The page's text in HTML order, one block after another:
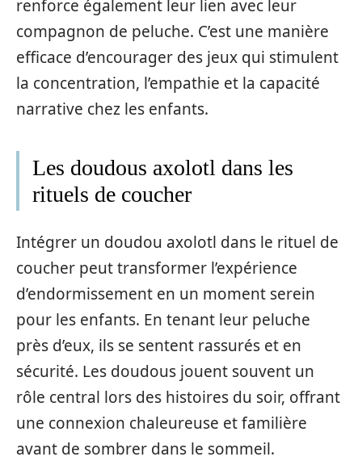
renforce également leur lien avec leur
compagnon de peluche. C’est une manière
efficace d’encourager des jeux qui stimulent
la concentration, l’empathie et la capacité
narrative chez les enfants.
Les doudous axolotl dans les
rituels de coucher
Intégrer un doudou axolotl dans le rituel de
coucher peut transformer l’expérience
d’endormissement en un moment serein
pour les enfants. En tenant leur peluche
près d’eux, ils se sentent rassurés et en
sécurité. Les doudous jouent souvent un
rôle central lors des histoires du soir, offrant
une connexion chaleureuse et familière
avant de sombrer dans le sommeil.